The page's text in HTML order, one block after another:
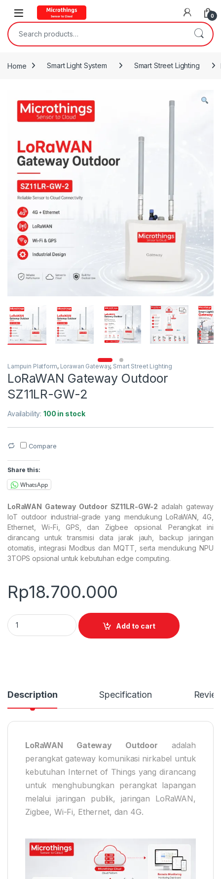
Open 0
Search for:
Home Smart Light System Smart Street Lighting
Lampuin Platform, Lorawan Gateway, Smart Street Lighting
LoRaWAN Gateway Outdoor
SZ11LR-GW-2
Availability:100 in stock
Compare
Share this:
WhatsApp
LoRaWAN Gateway Outdoor SZ11LR-GW-2 adalah gateway
IoT outdoor industrial-grade yang mendukung LoRaWAN, 4G,
Ethernet, Wi-Fi, GPS, dan Zigbee opsional. Perangkat ini
dirancang untuk transmisi data jarak jauh, backup jaringan
otomatis, integrasi Modbus dan MQTT, serta mendukung NPU
3TOPS opsional untuk kebutuhan edge computing.
Rp18.700.000
LoRaWAN Gateway Outdoor SZ11LR-GW-2 quantity
Add to cart
Description Specification
LoRaWAN Gateway Outdoor adalah
perangkat gateway komunikasi nirkabel untuk
kebutuhan Internet of Things yang dirancang
untuk menghubungkan perangkat lapangan
melalui jaringan publik, jaringan LoRaWAN,
Zigbee, Wi-Fi, Ethernet, dan 4G.